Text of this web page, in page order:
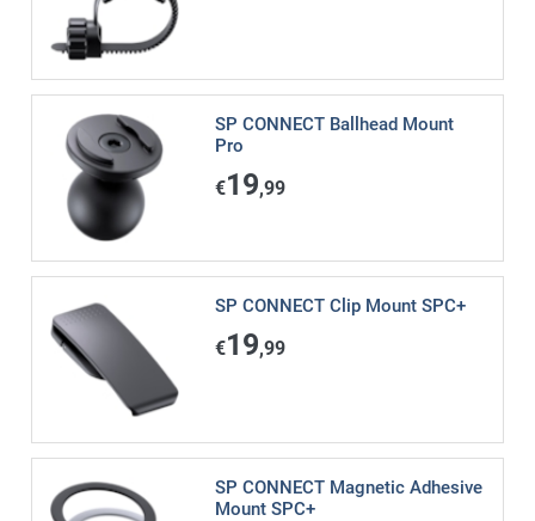
SP CONNECT Ballhead Mount
Pro
€19,99
SP CONNECT Clip Mount SPC+
€19,99
SP CONNECT Magnetic Adhesive
Mount SPC+